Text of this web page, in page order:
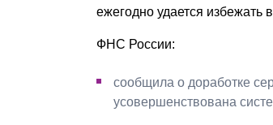
ежегодно удается избежать
ФНС России:
сообщила о доработке
усовершенствована